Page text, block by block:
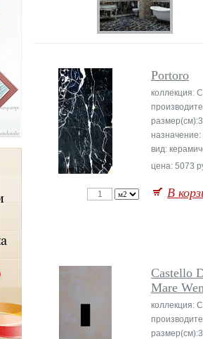
Portoro
коллекция:
вид:
цена: 5073
В
Castello
Mare
коллекция: